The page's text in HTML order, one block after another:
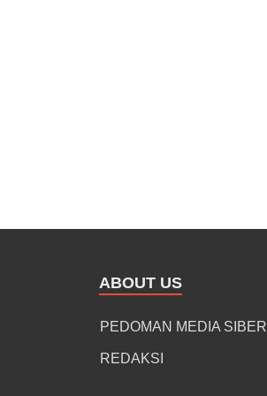
ABOUT US
PEDOMAN MEDIA SIBER
REDAKSI